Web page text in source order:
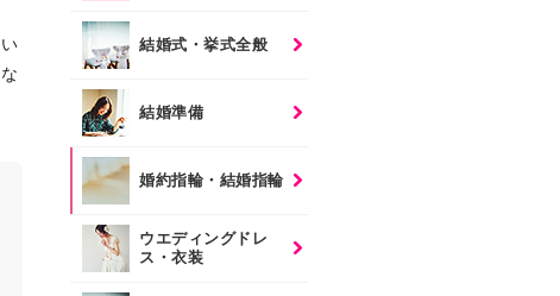
結婚式・挙式全般
結婚準備
婚約指輪・結婚指輪
ウエディングドレ
ス・衣装